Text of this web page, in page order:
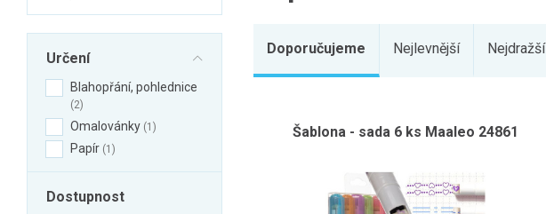
Obývací pokoj
Dětské zboží
Předsíň a chodba
Pracovna a kancelář
Koupelna
Zahrada
Dílna
Určení
Blahopřání, pohlednice
2
Omalovánky 1
Papír 1
Dostupnost
Doporučujeme Nejlevnější Nejdražší
Šablona - sada 6 ks Maaleo 24861